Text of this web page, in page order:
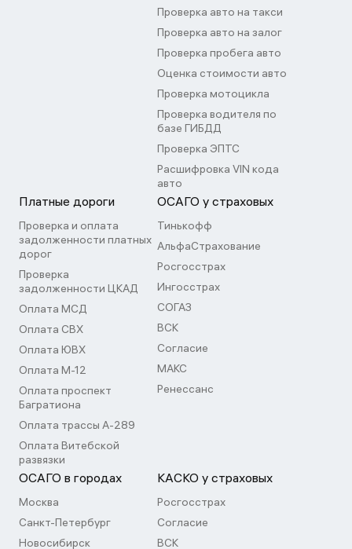
Проверка авто на такси
Проверка авто на залог
Проверка пробега авто
Оценка стоимости авто
Проверка мотоцикла
Проверка водителя по
базе ГИБДД
Проверка ЭПТС
Расшифровка VIN кода
авто
Платные дороги
Проверка и оплата
задолженности платных
дорог
Проверка
задолженности ЦКАД
Оплата МСД
Оплата СВХ
Оплата ЮВХ
Оплата М-12
Оплата проспект
Багратиона
Оплата трассы А-289
Оплата Витебской
развязки
ОСАГО у страховых
Тинькофф
АльфаСтрахование
Росгосстрах
Ингосстрах
СОГАЗ
ВСК
Согласие
МАКС
Ренессанс
ОСАГО в городах
Москва
Санкт-Петербург
Новосибирск
КАСКО у страховых
Росгосстрах
Согласие
ВСК